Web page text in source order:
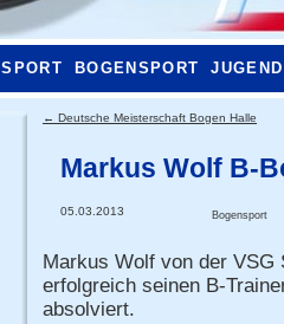
SPORT BOGENSPORT JUGEND
← Deutsche Meisterschaft Bogen Halle
Markus Wolf B-
05.03.2013 Bogensport
Markus Wolf von der VSG
erfolgreich seinen B-
absolviert.